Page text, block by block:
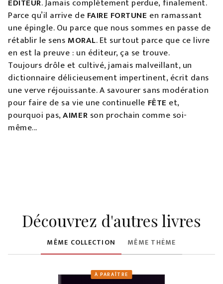
EDITEUR. Jamais complètement perdue, finalement.
Parce qu’il arrive de FAIRE FORTUNE en ramassant
une épingle. Ou parce que nous sommes en passe de
rétablir le sensMORAL. Et surtout parce que ce livre
en est la preuve : un éditeur, ça se trouve.
Toujours drôle et cultivé, jamais malveillant, un
dictionnaire délicieusement impertinent, écrit dans
une verve réjouissante. A savourer sans modération
pour faire de sa vie une continuelle FÊTE et,
pourquoi pas,AIMER son prochain comme soi-
même...
Découvrez d'autres livres
MÊME COLLECTION MÊME THÈME
À PARAÎTRE